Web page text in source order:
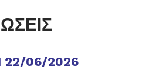
22/06/2026